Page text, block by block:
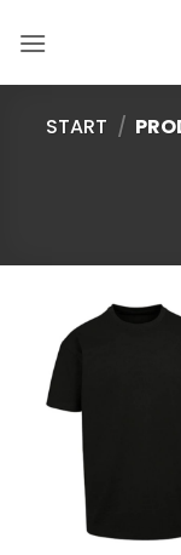
Inhalt
START /